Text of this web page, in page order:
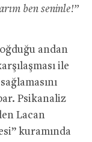
ben seninle!”
andan
ile
Psikanaliz
Lacan
kuramında